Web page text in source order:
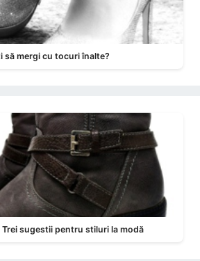
să mergi cu tocuri înalte?
sugestii pentru stiluri la modă